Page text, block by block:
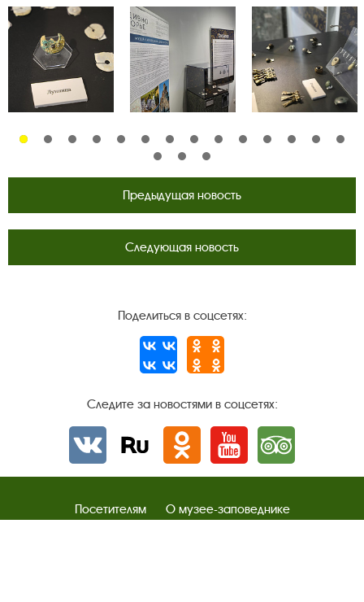
Предыдущая новость
Следующая новость
Поделиться в соцсетях:
Следите за новостями в соцсетях:
Вконтактеrutube Одноклассники
YouTube Трипадвизор
Посетителям О музее-заповеднике